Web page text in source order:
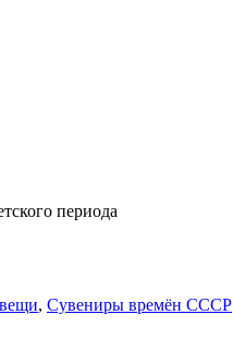
периода
, Сувениры времён СССР